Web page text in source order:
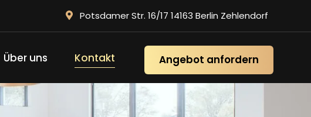
Potsdamer Str. 16/17 14163 Berlin Zehlendorf
Über uns Kontakt Angebot anfordern